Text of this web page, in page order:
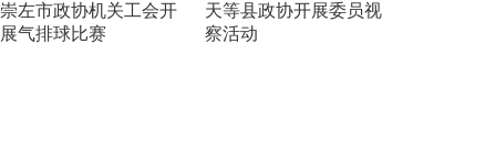
崇左市政协机关工会开
展气排球比赛
天等县政协开展委员视
察活动